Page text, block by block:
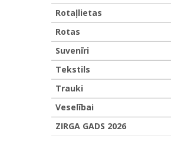
Rotaļlietas
Rotas
Suvenīri
Tekstils
Trauki
Veselībai
ZIRGA GADS 2026